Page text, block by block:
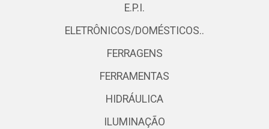
E.P.I.
ELETRÔNICOS/DOMÉSTICOS..
FERRAGENS
FERRAMENTAS
HIDRÁULICA
ILUMINAÇÃO